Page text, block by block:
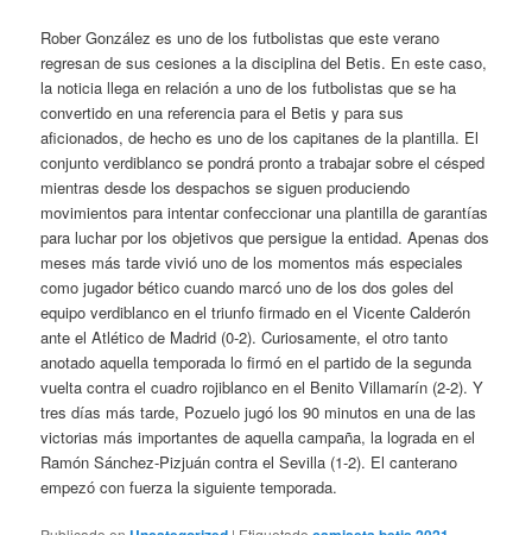
Rober González es uno de los futbolistas que este verano
regresan de sus cesiones a la disciplina del Betis. En este caso,
la noticia llega en relación a uno de los futbolistas que se ha
convertido en una referencia para el Betis y para sus
aficionados, de hecho es uno de los capitanes de la plantilla. El
conjunto verdiblanco se pondrá pronto a trabajar sobre el césped
mientras desde los despachos se siguen produciendo
movimientos para intentar confeccionar una plantilla de garantías
para luchar por los objetivos que persigue la entidad. Apenas dos
meses más tarde vivió uno de los momentos más especiales
como jugador bético cuando marcó uno de los dos goles del
equipo verdiblanco en el triunfo firmado en el Vicente Calderón
ante el Atlético de Madrid (0-2). Curiosamente, el otro tanto
anotado aquella temporada lo firmó en el partido de la segunda
vuelta contra el cuadro rojiblanco en el Benito Villamarín (2-2). Y
tres días más tarde, Pozuelo jugó los 90 minutos en una de las
victorias más importantes de aquella campaña, la lograda en el
Ramón Sánchez-Pizjuán contra el Sevilla (1-2). El canterano
empezó con fuerza la siguiente temporada.